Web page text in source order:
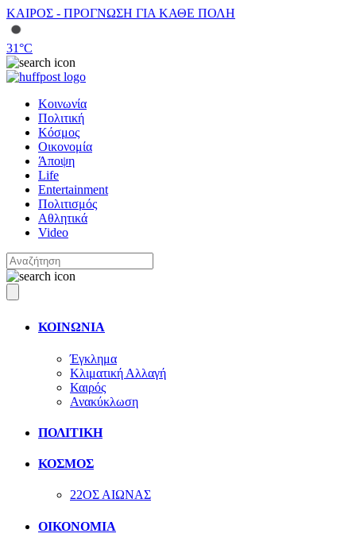
ΚΑΙΡΟΣ - ΠΡΟΓΝΩΣΗ ΓΙΑ ΚΑΘΕ ΠΟΛΗ
31°C
Κοινωνία
Πολιτική
Κόσμος
Οικονομία
Άποψη
Life
Entertainment
Πολιτισμός
Αθλητικά
Video
ΚΟΙΝΩΝΙΑ
Έγκλημα
Κλιματική Αλλαγή
Καιρός
Ανακύκλωση
ΠΟΛΙΤΙΚΗ
ΚΟΣΜΟΣ
22ΟΣ ΑΙΩΝΑΣ
ΟΙΚΟΝΟΜΙΑ